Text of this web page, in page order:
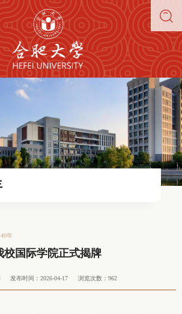
年
校国际学院正式揭牌
发布时间：2026-04-17 浏览次数： 962